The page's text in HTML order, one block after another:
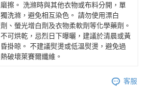
磨擦。 洗滌時與其他衣物或布料分開，單
獨洗滌，避免相互染色。 請勿使用漂白
劑、螢光增白劑及衣物柔軟劑等化學藥劑。
不可烘乾，忌烈日下曝曬，建議於清晨或黃
昏掛晾。 不建議熨燙或低溫熨燙，避免過
熱破壞萊賽爾纖維。
客服